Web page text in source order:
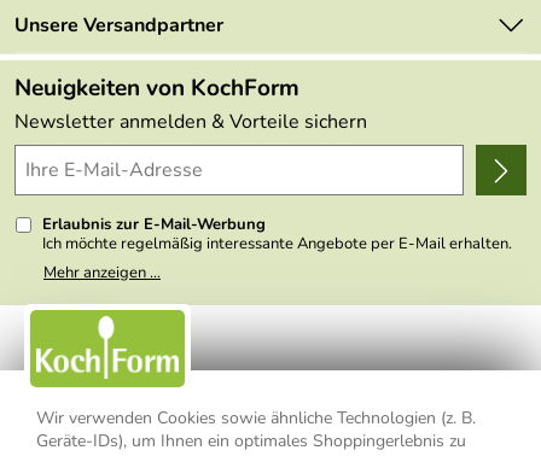
Wir verwenden Cookies sowie ähnliche Technologien (z. B.
Geräte-IDs), um Ihnen ein optimales Shoppingerlebnis zu
Retourenportal
FAQs
Lieferbedingungen
Delivery Terms
Kundenlogin
Angebote
Made in Germany
Themen
Wir über uns
Presse
Unsere Versandpartner
Neuigkeiten von KochForm
Newsletter anmelden & Vorteile sichern
Erlaubnis zur E-Mail-Werbung
Ich möchte regelmäßig interessante Angebote per E-Mail erhalten.
Meine E-Mail-Adresse wird nicht an andere Unternehmen
weitergegeben. Zu statistischen Zwecken wird in anonymer Form
nicht erkennbar, welche konkrete Person geklickt hat. Diese
Einwilligung zur Nutzung meiner E-Mail- Adresse für Werbezwecke
kann ich jederzeit mit Wirkung für die Zukunft widerrufen, indem ich
den Link "Abmelden" am Ende des Newsletters anklicke oder die
Option Newsletter im Mitgliederbereich deaktiviere. Die
Datenschutzerklärung
habe ich zur Kenntnis genommen.
Mehr anzeigen ...